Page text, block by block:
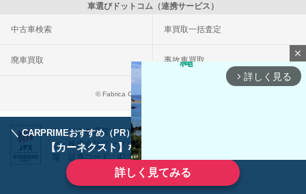
＼ CARPRIMEおすすめ（PR） ／
【カーネクスト】ならどんなクルマも高価買取
詳しく見てみる
車選びドットコム（連携サービス）
中古車検索 車買取一括査定
廃車買取 事故車買取
© Fabrica Communications Co., LTD.
当サイトを運営する株式会社ファブリカコミュニケーションズ
は、株式会社ファブリカホールディングス（東証スタンダード上
場 証券コード：4193）のグループ会社です。
close
arrow_forward_ios 詳しく見る